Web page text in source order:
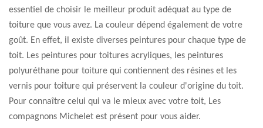
essentiel de choisir le meilleur produit adéquat au type de
toiture que vous avez. La couleur dépend également de votre
goût. En effet, il existe diverses peintures pour chaque type de
toit. Les peintures pour toitures acryliques, les peintures
polyuréthane pour toiture qui contiennent des résines et les
vernis pour toiture qui préservent la couleur d'origine du toit.
Pour connaître celui qui va le mieux avec votre toit, Les
compagnons Michelet est présent pour vous aider.